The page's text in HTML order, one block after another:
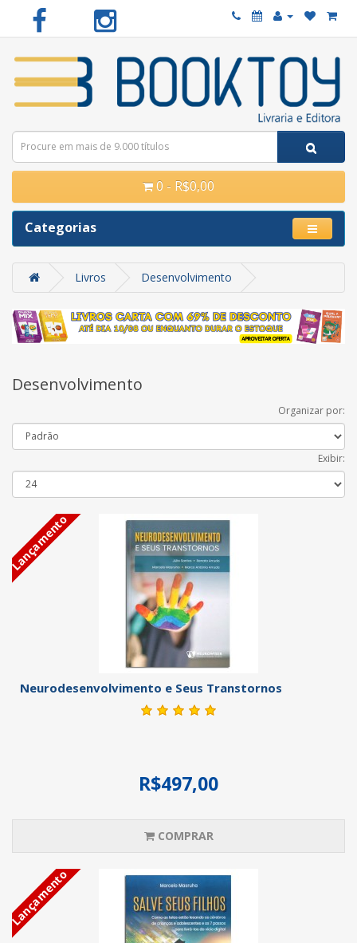
0 - R$0,00
Categorias
Livros Desenvolvimento
Desenvolvimento
Organizar por:
Exibir:
Lançamento
Neurodesenvolvimento e Seus Transtornos
R$497,00
COMPRAR
Lançamento